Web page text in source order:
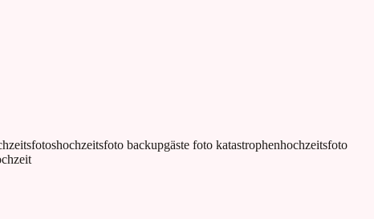
hochzeitsfoto backupgäste foto katastrophenhochzeitsfoto